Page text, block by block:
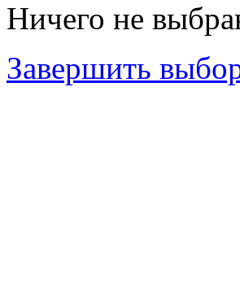
Ничего не
Завершить